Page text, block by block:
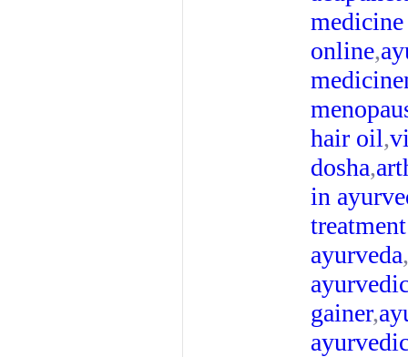
online,
medicine
hair oil,
dosha,
in
ayurveda,
gainer,